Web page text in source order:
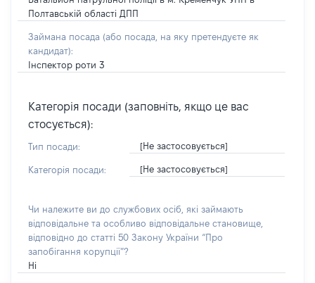
Полтавській області ДПП
Займана посада (або посада, на яку претендуєте як
кандидат):
Інспектор роти 3
Категорія посади (заповніть, якщо це вас
стосується):
Тип посади: [Не застосовується]
Категорія посади: [Не застосовується]
Чи належите ви до службових осіб, які займають
відповідальне та особливо відповідальне становище,
відповідно до статті 50 Закону України “Про
запобігання корупції”?
Ні